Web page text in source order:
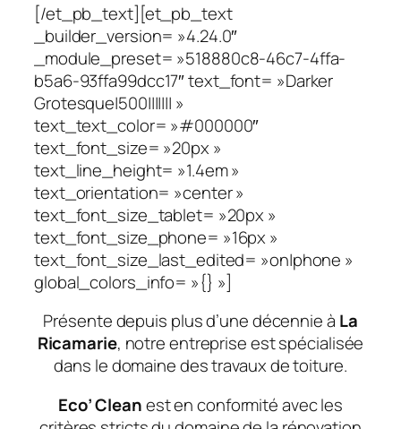
[/et_pb_text][et_pb_text
_builder_version= »4.24.0″
_module_preset= »518880c8-46c7-4ffa-
b5a6-93ffa99dcc17″ text_font= »Darker
Grotesque|500||||||| »
text_text_color= »#000000″
text_font_size= »20px »
text_line_height= »1.4em »
text_orientation= »center »
text_font_size_tablet= »20px »
text_font_size_phone= »16px »
text_font_size_last_edited= »on|phone »
global_colors_info= »{} »]
Présente depuis plus d’une décennie à La
Ricamarie, notre entreprise est spécialisée
dans le domaine des travaux de toiture.
Eco’ Cleanest en conformité avec les